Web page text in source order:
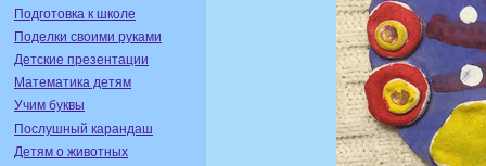
Подготовка к школе
Поделки своими руками
Детские презентации
Математика детям
Учим буквы
Послушный карандаш
Детям о животных